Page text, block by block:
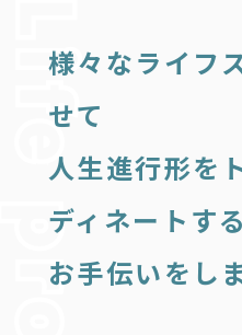
様々なライフ
せて
人生進行形を
ディネートする
お手伝いをし